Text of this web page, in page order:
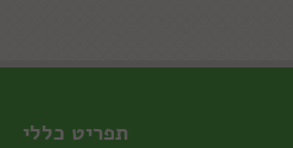
תפריט כללי